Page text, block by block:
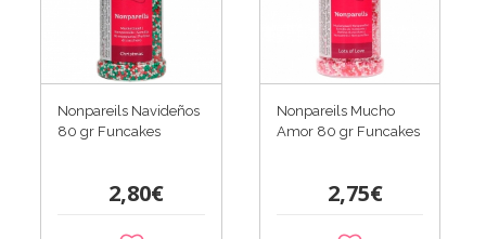
Nonpareils Navideños
80 gr Funcakes
2,80€
Nonpareils Mucho
Amor 80 gr Funcakes
2,75€